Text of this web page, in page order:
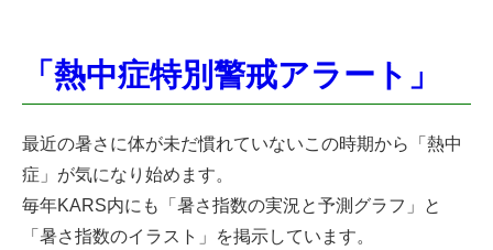
「熱中症特別警戒アラート」
最近の暑さに体が未だ慣れていないこの時期から「熱中
症」が気になり始めます。
毎年KARS内にも「暑さ指数の実況と予測グラフ」と
「暑さ指数のイラスト」を掲示しています。